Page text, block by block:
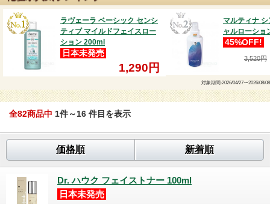
ラヴェーラ ベーシック センシ
ティブ マイルドフェイスロー
ション 200ml
日本未発売
1,290円
マルティナ
ャルローショ
45%OFF!
3,520円
対象期間:2026/04/27〜2026/08/08
全82商品中 1件～16 件目を表示
価格順 新着順
Dr. ハウク フェイストナー 100ml
日本未発売